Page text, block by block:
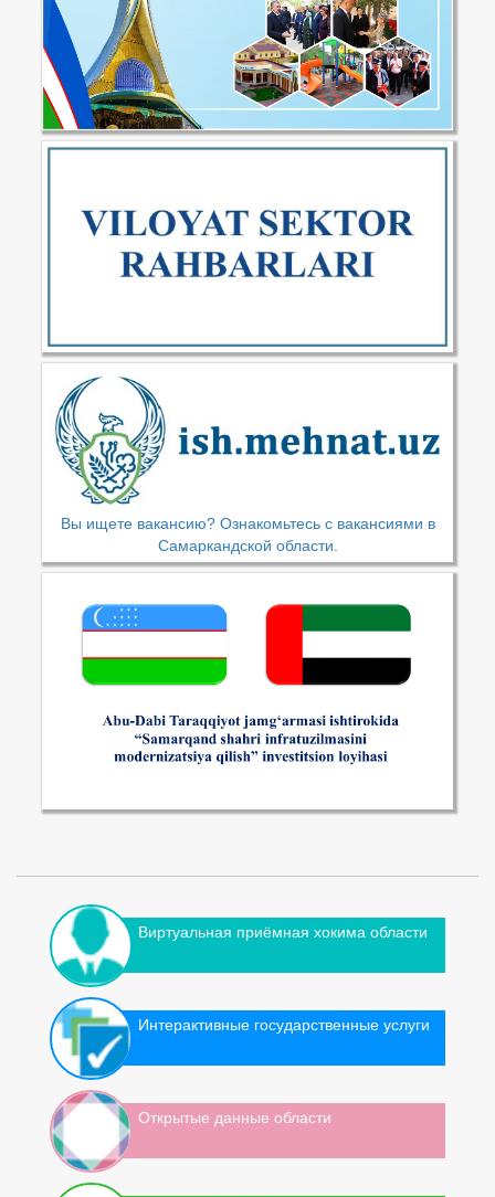
Вы ищете вакансию? Ознакомьтесь с вакансиями в
Самаркандской области.
Виртуальная приёмная хокима области
Интерактивные государственные услуги
Открытые данные области